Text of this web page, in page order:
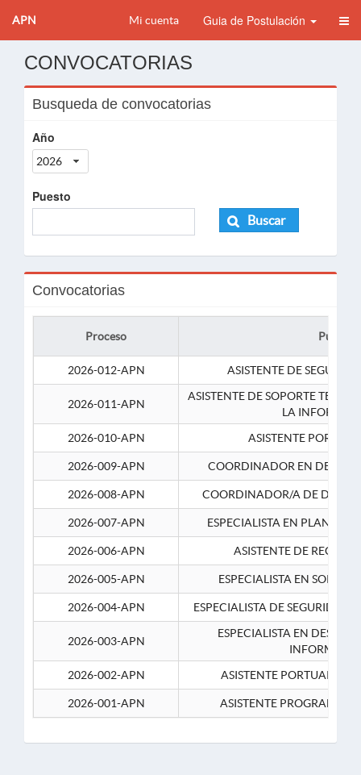
APN Mi cuenta Guia de Postulación
CONVOCATORIAS
Busqueda de convocatorias
Año
2026
Puesto
Buscar
Convocatorias
Proceso Puesto
2026-012-APN ASISTENTE DE
2026-011-APN
ASISTENTE DE SOPORTE
LA
2026-010-APN
ASISTENTE
2026-009-APN COORDINADOR EN
2026-008-APN COORDINADOR/A DE
2026-007-APN ESPECIALISTA EN
2026-006-APN ASISTENTE DE
2026-005-APN ESPECIALISTA EN
2026-004-APN ESPECIALISTA DE SEGURIDAD
2026-003-APN
ESPECIALISTA EN
2026-002-APN
ASISTENTE PORTUARIO 2-
2026-001-APN ASISTENTE